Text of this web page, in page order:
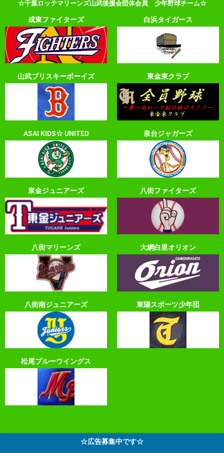
☆千葉ロッテマリーンズ山武後援会団体会員 少年野球チーム☆
成東ファイターズ 白浜タイガース
山武ブリスキーボーイズ 東金東クラブ
ASAI KIDS☆ UNITED 泉台ジャガーズ
東金ジュニアーズ 八街ファイターズ
八街マリーンズ 大網白里オリオン
八街南ジュニアーズ 東陽スポーツ少年団
松尾ブルーウイングス
☆広告募集中です☆